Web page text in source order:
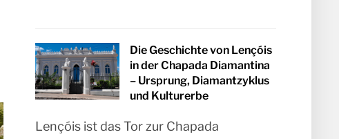
Die Geschichte von Lençóis
in der Chapada Diamantina
– Ursprung, Diamantzyklus
und Kulturerbe
Lençóis ist das Tor zur Chapada